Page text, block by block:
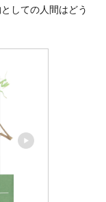
しての人間はどう